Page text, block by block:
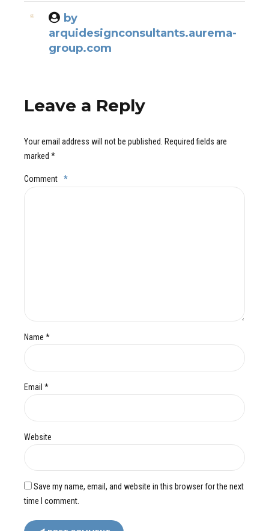
by
arquidesignconsultants.aurema-
group.com
Leave a Reply
Your email address will not be published. Required fields are
marked *
Comment *
Name *
Email *
Website
Save my name, email, and website in this browser for the next
time I comment.